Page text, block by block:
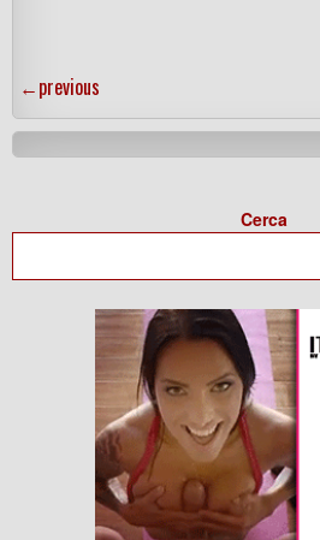
←previous
Cerca